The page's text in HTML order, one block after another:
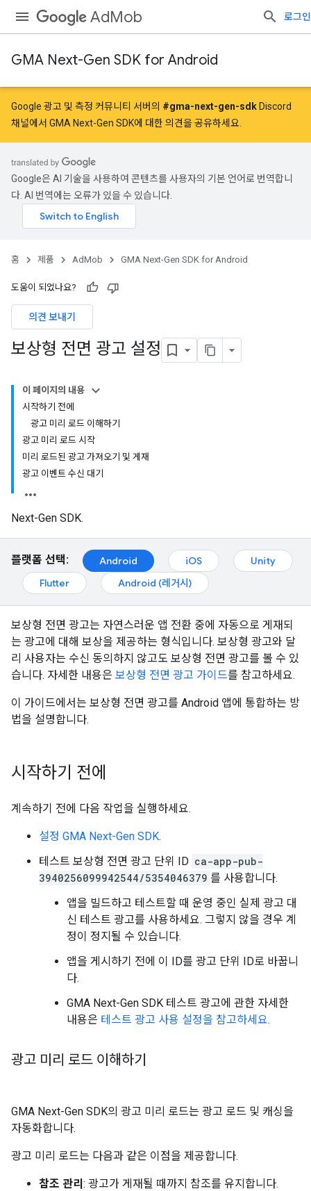
AdMob 로그인
GMA Next-Gen SDK for Android
Google 광고 및 측정 커뮤니티 서버의 #gma-next-gen-sdk Discord
채널에서 GMA Next-Gen SDK에 대한 의견을 공유하세요.
Google은 AI 기술을 사용하여 콘텐츠를 사용자의 기본 언어로 번역합니
다. AI 번역에는 오류가 있을 수 있습니다.
홈 제품 AdMob GMA Next-Gen SDK for Android
도움이 되었나요?
의견 보내기
보상형 전면 광고 설정
이 페이지의 내용
시작하기 전에
광고 미리 로드 이해하기
광고 미리 로드 시작
미리 로드된 광고 가져오기 및 게재
광고 이벤트 수신 대기
Next-Gen SDK.
플랫폼 선택: Android iOS
Unity
Flutter
Android (레거시)
보상형 전면 광고는 자연스러운 앱 전환 중에 자동으로 게재되
는 광고에 대해 보상을 제공하는 형식입니다. 보상형 광고와 달
리 사용자는 수신 동의하지 않고도 보상형 전면 광고를 볼 수 있
습니다. 자세한 내용은 보상형 전면 광고 가이드를 참고하세요.
이 가이드에서는 보상형 전면 광고를 Android 앱에 통합하는 방
법을 설명합니다.
시작하기 전에
계속하기 전에 다음 작업을 실행하세요.
설정 GMA Next-Gen SDK.
테스트 보상형 전면 광고 단위 ID ca-app-pub-
3940256099942544/5354046379 를 사용합니다.
앱을 빌드하고 테스트할 때 운영 중인 실제 광고 대
신 테스트 광고를 사용하세요. 그렇지 않을 경우 계
정이 정지될 수 있습니다.
앱을 게시하기 전에 이 ID를 광고 단위 ID로 바꿉니
다.
GMA Next-Gen SDK 테스트 광고에 관한 자세한
내용은 테스트 광고 사용 설정을 참고하세요.
광고 미리 로드 이해하기
GMA Next-Gen SDK의 광고 미리 로드는 광고 로드 및 캐싱을
자동화합니다.
광고 미리 로드는 다음과 같은 이점을 제공합니다.
참조 관리 : 광고가 게재될 때까지 참조를 유지합니다.